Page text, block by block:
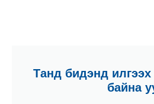
Танд бидэнд илгээх
байна